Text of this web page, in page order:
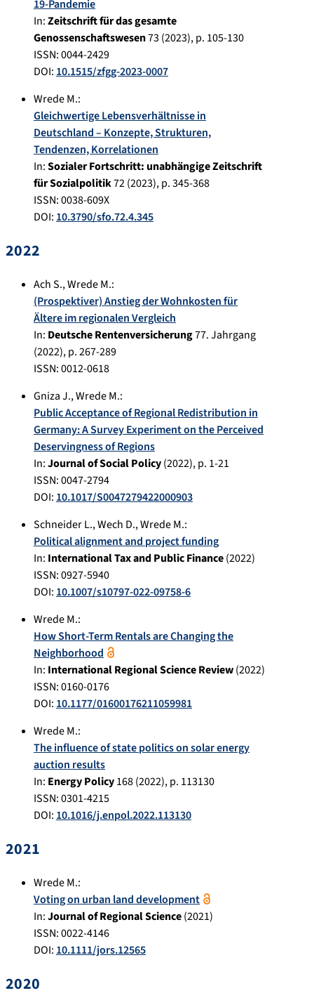
19-Pandemie
In:Zeitschrift für das gesamte
Genossenschaftswesen73(2023), p. 105-130
ISSN: 0044-2429
DOI: 10.1515/zfgg-2023-0007
Wrede M.:
Gleichwertige Lebensverhältnisse in
Deutschland – Konzepte, Strukturen,
Tendenzen, Korrelationen
In:Sozialer Fortschritt: unabhängige Zeitschrift
für Sozialpolitik72(2023), p.345-368
ISSN: 0038-609X
DOI: 10.3790/sfo.72.4.345
2022
Ach S.,Wrede M.:
(Prospektiver) Anstieg der Wohnkosten für
Ältere im regionalen Vergleich
In: Deutsche Rentenversicherung77. Jahrgang
(2022), p.267-289
ISSN: 0012-0618
Gniza J.,Wrede M.:
Public Acceptance of Regional Redistribution in
Germany: A Survey Experiment on the Perceived
Deservingness of Regions
In:Journal of Social Policy(2022), p. 1-21
ISSN: 0047-2794
DOI: 10.1017/S0047279422000903
Schneider L.,Wech D.,Wrede M.:
Political alignment and project funding
In: International Tax and Public Finance(2022)
ISSN: 0927-5940
DOI: 10.1007/s10797-022-09758-6
Wrede M.:
How Short-Term Rentals are Changing the
Neighborhood
In: International Regional Science Review(2022)
ISSN: 0160-0176
DOI: 10.1177/01600176211059981
Wrede M.:
The influence of state politics on solar energy
auction results
In: Energy Policy168(2022), p. 113130
ISSN: 0301-4215
DOI: 10.1016/j.enpol.2022.113130
2021
Wrede M.:
Voting on urban land development
In:Journal of Regional Science(2021)
ISSN: 0022-4146
DOI: 10.1111/jors.12565
2020